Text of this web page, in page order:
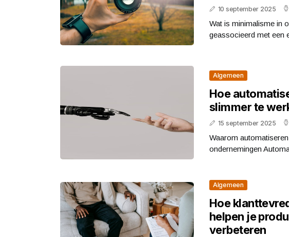
10 september 2025
Wat is minimalisme in
geassocieerd met een
Algemeen
Hoe
slimmer te
15 september 2025
Waarom
ondernemingen
Algemeen
Hoe
helpen je
verbeteren